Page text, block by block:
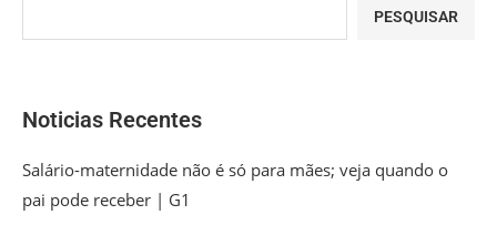
PESQUISAR
Noticias Recentes
Salário-maternidade não é só para mães; veja quando o
pai pode receber | G1